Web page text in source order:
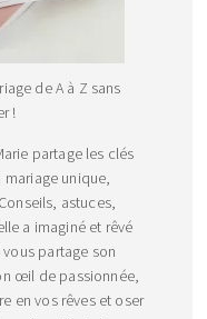
de A à Z sans
!
partage les clés
mariage unique,
astuces,
a imaginé et rêvé
partage son
œil de passionnée,
en vos rêves et oser